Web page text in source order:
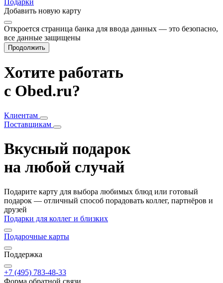
Подарки
Добавить новую карту
Откроется страница банка для ввода данных — это безопасно,
все данные защищены
Продолжить
Хотите работать
с Obed.ru?
Клиентам
Поставщикам
Вкусный подарок
на любой случай
Подарите карту для выбора любимых блюд или готовый
подарок — отличный способ порадовать коллег, партнёров и
друзей
Подарки для коллег и близких
Подарочные карты
Поддержка
+7 (495) 783-48-33
Форма обратной связи